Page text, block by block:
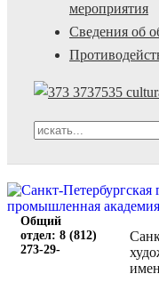
мероприятия
Сведения об
Общий
отдел: 8 (812)
273-29-